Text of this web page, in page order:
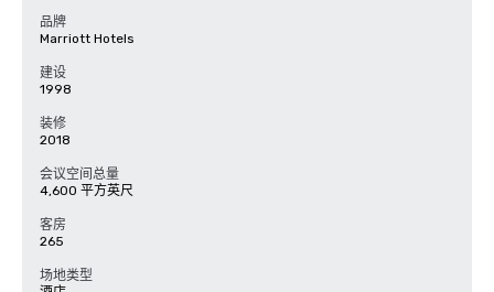
品牌
Marriott Hotels
建设
1998
装修
2018
会议空间总量
4,600 平方英尺
客房
265
场地类型